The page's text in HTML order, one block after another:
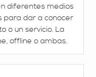
diferentes medios
para dar a conocer
o un servicio. La
offline o ambas.